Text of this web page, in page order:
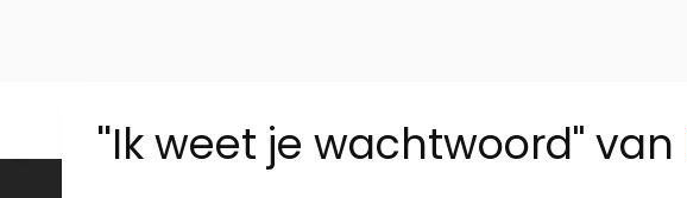
''Ik weet je wachtwoord" van